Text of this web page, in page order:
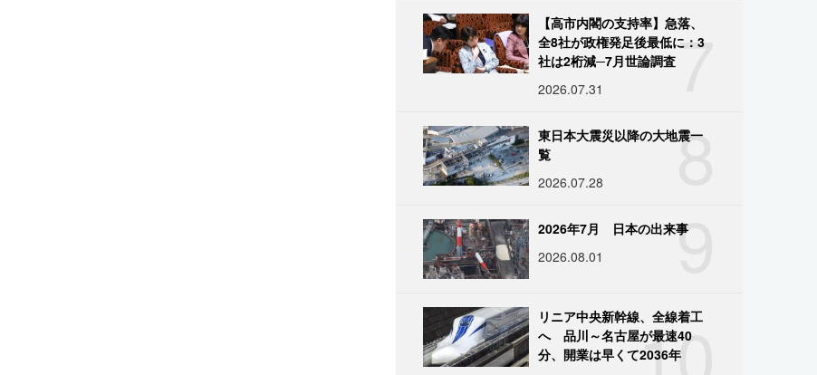
7
【高市内閣の支持率】急落、
全8社が政権発足後最低に：3
社は2桁減─7月世論調査
2026.07.31
8
東日本大震災以降の大地震一
覧
2026.07.28
9
2026年7月 日本の出来事
2026.08.01
10
リニア中央新幹線、全線着工
へ 品川～名古屋が最速40
分、開業は早くて2036年